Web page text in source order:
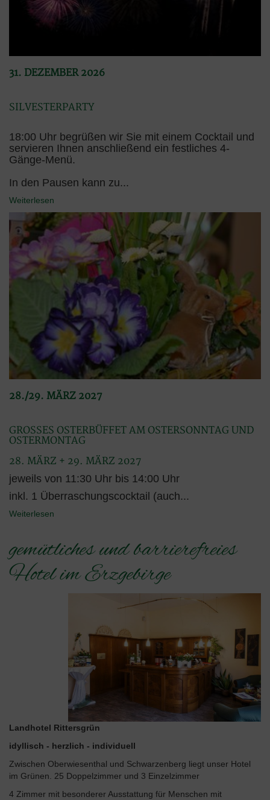
31. DEZEMBER 2026
SILVESTERPARTY
18:00 Uhr begrüßen wir Sie mit einem Cocktail und
servieren Ihnen anschließend ein festliches 4-
Gänge-Menü.
In den Pausen kann zu...
Weiterlesen
28./29. MÄRZ 2027
GROSSES OSTERBÜFFET AM OSTERSONNTAG UND O
STERMONTAG
28. MÄRZ + 29. MÄRZ 2027
jeweils von 11:30 Uhr bis 14:00 Uhr
inkl. 1 Überraschungscocktail (auch...
Weiterlesen
gemütliches und barrierefreies
Hotel im Erzgebirge
Landhotel Rittersgrün
idyllisch - herzlich - individuell
Zwischen Oberwiesenthal und Schwarzenberg liegt unser Hotel
im Grünen. 25 Doppelzimmer und 3 Einzelzimmer
4 Zimmer mit besonderer Ausstattung für Menschen mit